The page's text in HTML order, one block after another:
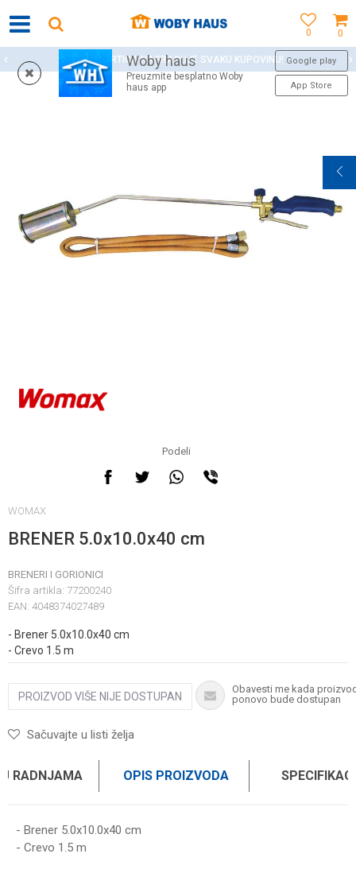
0
0
Woby haus
Preuzmite besplatno Woby
haus app
Google play
App Store
WOBY KARTICA NAGRAĐUJE SVAKU KUPOVINU!
Podeli
WOMAX
BRENER 5.0x10.0x40 cm
BRENERI I GORIONICI
Šifra artikla: 77200240
EAN: 4048374027489
- Brener 5.0x10.0x40 cm
- Crevo 1.5 m
proizvod bude dostupan
PROIZVOD VIŠE NIJE DOSTUPAN
Obavesti me kada
ponovo bude dostupan
Sačuvajte u listi želja
RADNJAMA OPIS PROIZVODA
- Brener 5.0x10.0x40 cm
- Crevo 1.5 m